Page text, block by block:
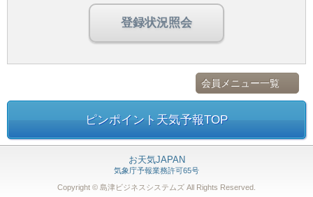
登録状況照会
会員メニュー一覧
ピンポイント天気予報TOP
お天気JAPAN
気象庁予報業務許可65号
Copyright © 島津ビジネスシステムズ All Rights Reserved.